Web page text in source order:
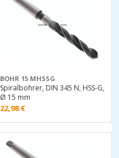
BOHR 15 MHSSG
Spiralbohrer, DIN 345 N, HSS-G,
Ø 15 mm
22,98€